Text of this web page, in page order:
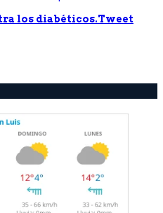
los diabéticos.Tweet